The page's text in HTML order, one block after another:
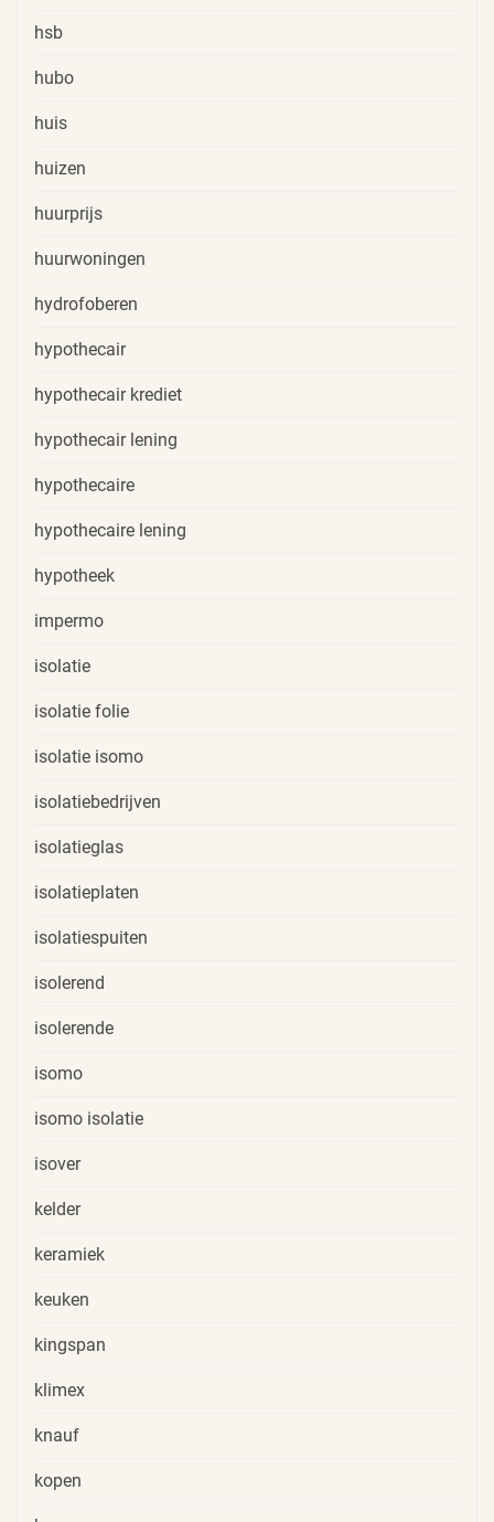
hsb
hubo
huis
huizen
huurprijs
huurwoningen
hydrofoberen
hypothecair
hypothecair krediet
hypothecair lening
hypothecaire
hypothecaire lening
hypotheek
impermo
isolatie
isolatie folie
isolatie isomo
isolatiebedrijven
isolatieglas
isolatieplaten
isolatiespuiten
isolerend
isolerende
isomo
isomo isolatie
isover
kelder
keramiek
keuken
kingspan
klimex
knauf
kopen